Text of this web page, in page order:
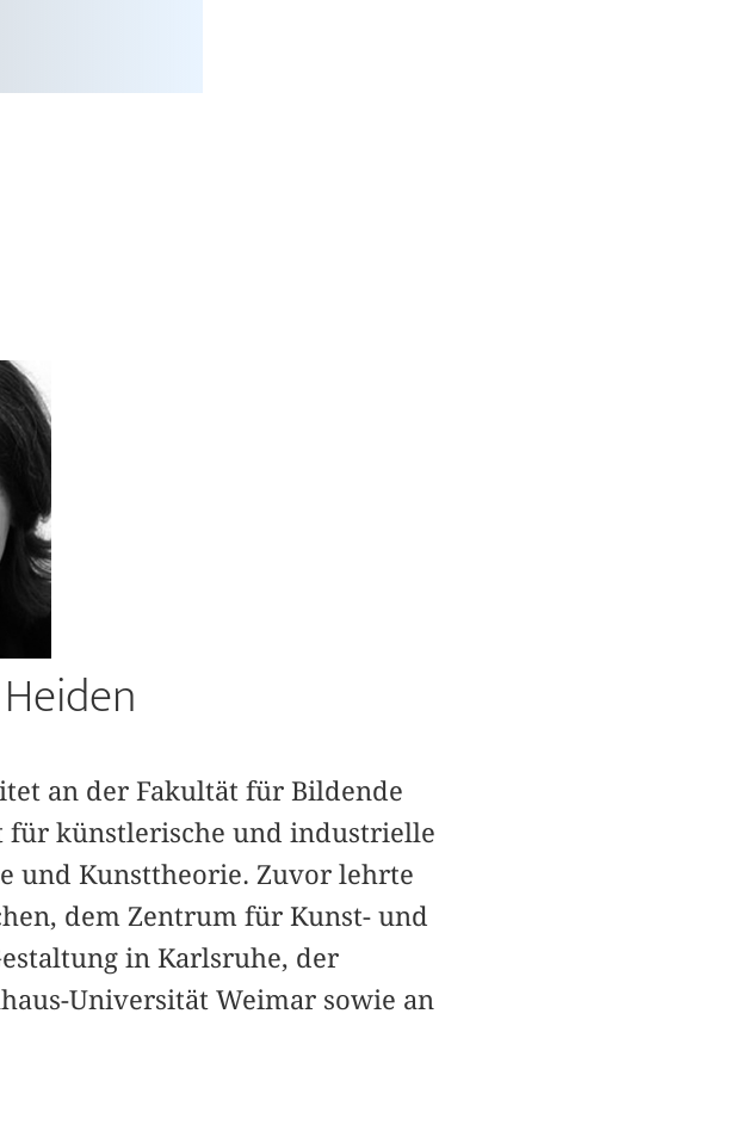
an der Fakultät für Bildende
für künstlerische und industrielle
und Kunsttheorie. Zuvor lehrte
dem Zentrum für Kunst- und
in Karlsruhe, der
Universität Weimar sowie an